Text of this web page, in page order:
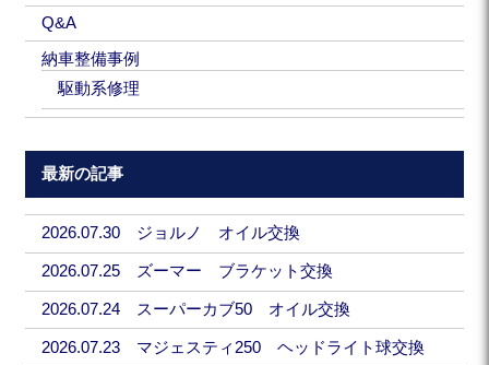
Q&A
納車整備事例
駆動系修理
最新の記事
2026.07.30 ジョルノ オイル交換
2026.07.25 ズーマー ブラケット交換
2026.07.24 スーパーカブ50 オイル交換
2026.07.23 マジェスティ250 ヘッドライト球交換